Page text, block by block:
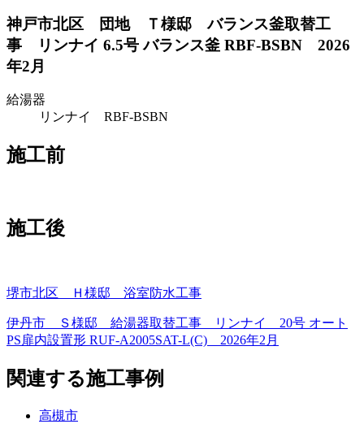
神戸市北区 団地 Ｔ様邸 バランス釜取替工
事 リンナイ 6.5号 バランス釜 RBF-BSBN 2026
年2月
給湯器
リンナイ RBF-BSBN
施工前
施工後
堺市北区 Ｈ様邸 浴室防水工事
伊丹市 Ｓ様邸 給湯器取替工事 リンナイ 20号 オート
PS扉内設置形 RUF-A2005SAT-L(C) 2026年2月
関連する施工事例
高槻市